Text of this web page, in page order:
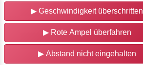
▶ Geschwindigkeit überschritten
▶Rote Ampel überfahren
▶Abstand nicht eingehalten